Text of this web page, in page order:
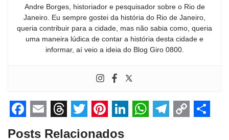
Andre Borges, historiador e pesquisador sobre o Rio de
Janeiro. Eu sempre gostei da história do Rio de Janeiro,
queria contribuir para a cidade, mas não sabia como, queria
uma maneira lúdica de contar a história desta cidade e
informar, aí veio a ideia do Blog Giro 0800.
F
E
T
T
Posts Relacionados